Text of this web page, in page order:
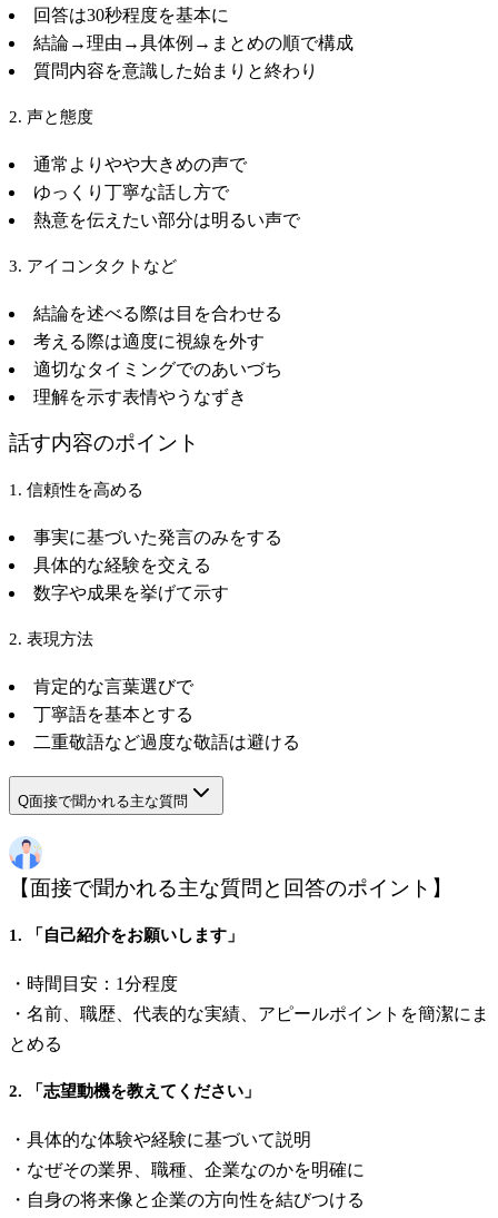
回答は30秒程度を基本に
結論→理由→具体例→まとめの順で構成
質問内容を意識した始まりと終わり
2. 声と態度
通常よりやや大きめの声で
ゆっくり丁寧な話し方で
熱意を伝えたい部分は明るい声で
3. アイコンタクトなど
結論を述べる際は目を合わせる
考える際は適度に視線を外す
適切なタイミングでのあいづち
理解を示す表情やうなずき
話す内容のポイント
1. 信頼性を高める
事実に基づいた発言のみをする
具体的な経験を交える
数字や成果を挙げて示す
2. 表現方法
肯定的な言葉選びで
丁寧語を基本とする
二重敬語など過度な敬語は避ける
Q面接で聞かれる主な質問
【面接で聞かれる主な質問と回答のポイント】
1. 「自己紹介をお願いします」
・時間目安：1分程度
・名前、職歴、代表的な実績、アピールポイントを簡潔にま
とめる
2. 「志望動機を教えてください」
・具体的な体験や経験に基づいて説明
・なぜその業界、職種、企業なのかを明確に
・自身の将来像と企業の方向性を結びつける